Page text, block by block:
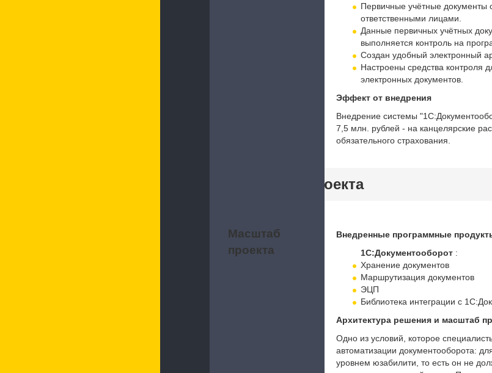
Первичные учётные
ответственными лицами.
Данные первичных учётных
выполняется контроль на
Создан удобный электронный
Настроены средства контроля
электронных документов.
Эффект от внедрения
Внедрение системы
7,5 млн. рублей - на канцелярские
обязательного страхования.
Характеристики проекта
Масштаб
проекта
Внедренные программные
1С:Документооборот:
Хранение документов
Маршрутизация документов
ЭЦП
Библиотека интеграции с
Архитектура решения и масштаб
Одно из условий, которое
автоматизации документооборота:
уровнем юзабилити, то есть он не